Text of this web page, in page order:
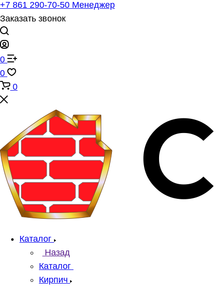
+7 861 290-70-50 Менеджер
Заказать звонок
0
0
0
Каталог
Назад
Каталог
Кирпич